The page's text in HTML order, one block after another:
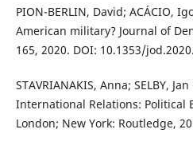
PION-BERLIN, David; ACÁCIO,
American military? Journal of
165, 2020. DOI: 10.1353/
STAVRIANAKIS, Anna; SELBY,
International Relations: Political
London; New York: Routledge,